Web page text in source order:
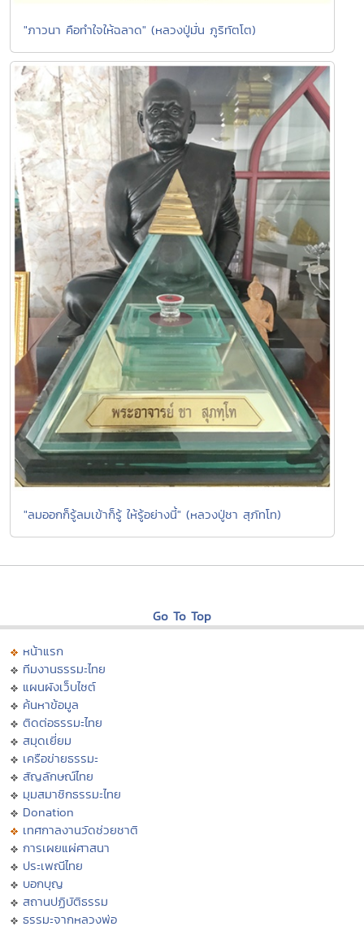
"ภาวนา คือทำใจให้ฉลาด" (หลวงปู่มั่น ภูริทัตโต)
"ลมออกก็รู้ลมเข้าก็รู้ ให้รู้อย่างนี้" (หลวงปู่ชา สุภัทโท)
Go To Top
หน้าแรก
ทีมงานธรรมะไทย
แผนผังเว็บไซต์
ค้นหาข้อมูล
ติดต่อธรรมะไทย
สมุดเยี่ยม
เครือข่ายธรรมะ
สัญลักษณ์ไทย
มุมสมาชิกธรรมะไทย
Donation
เทศกาลงานวัดช่วยชาติ
การเผยแผ่ศาสนา
ประเพณีไทย
บอกบุญ
สถานปฏิบัติธรรม
ธรรมะจากหลวงพ่อ